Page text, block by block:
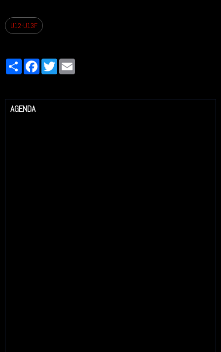
U12-U13F
PartagerFacebookTwitter
AGENDA